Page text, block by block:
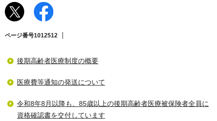
ページ番号1012512
後期高齢者医療制度の概要
医療費等通知の発送について
令和8年8月以降も、85歳以上の後期高齢者医療被保険者全員に
資格確認書を交付しています